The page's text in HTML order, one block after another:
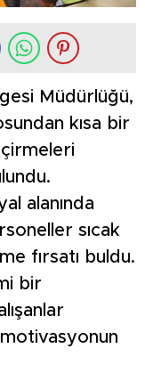
Müdürlüğü,
kısa bir
alanında
sıcak
fırsatı buldu.
bir